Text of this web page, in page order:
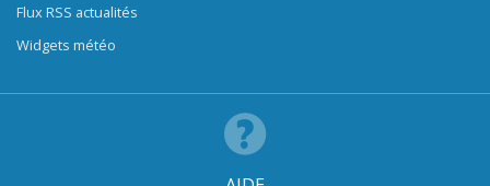
Flux RSS actualités
Widgets météo